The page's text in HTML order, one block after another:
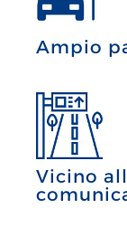
Ampio
Vicino